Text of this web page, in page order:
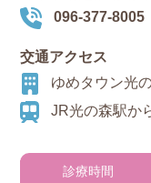
096-377-8005
交通アクセス
ゆめタウン光
JR光の森駅か
診療時間